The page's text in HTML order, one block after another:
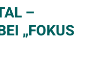
–
„FOKUS